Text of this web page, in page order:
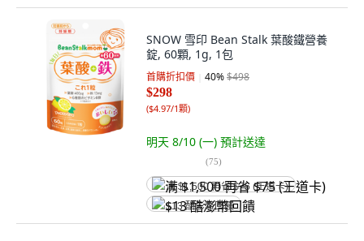
SNOW 雪印 Bean Stalk 葉酸鐵營養
錠, 60顆, 1g, 1包
首購折扣價 40%$498
$298
($4.97/1顆)
明天 8/10 (一) 預計送達
(75)
满 $1,500 再省 $75 (王道卡)
$13 酷澎幣回饋